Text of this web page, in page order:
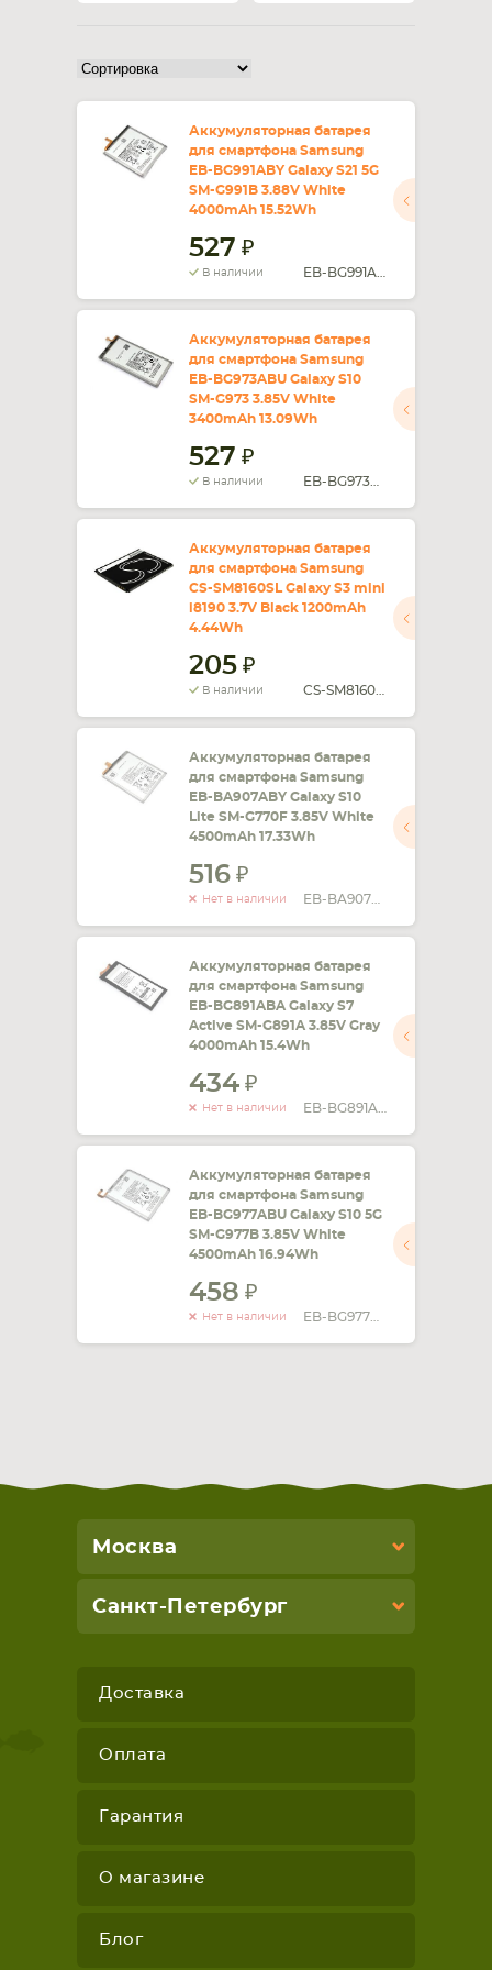
Аккумуляторная батарея
для смартфона Samsung
EB-BG991ABY Galaxy S21 5G
SM-G991B 3.88V White
4000mAh 15.52Wh
527
В наличии
Аккумуляторная батарея
для смартфона Samsung
EB-BG973ABU Galaxy S10
SM-G973 3.85V White
3400mAh 13.09Wh
527
В наличии
Аккумуляторная батарея
для смартфона Samsung
CS-SM8160SL Galaxy S3 mini
i8190 3.7V Black 1200mAh
4.44Wh
205
В наличии
Аккумуляторная батарея
для смартфона Samsung
EB-BA907ABY Galaxy S10
Lite SM-G770F 3.85V White
4500mAh 17.33Wh
516
Нет в наличии
Аккумуляторная батарея
для смартфона Samsung
EB-BG891ABA Galaxy S7
Active SM-G891A 3.85V Gray
4000mAh 15.4Wh
434
Нет в наличии
Аккумуляторная батарея
для смартфона Samsung
EB-BG977ABU Galaxy S10 5G
SM-G977B 3.85V White
4500mAh 16.94Wh
458
Нет в наличии
Москва
Санкт-Петербург
Доставка
Оплата
Гарантия
О магазине
Блог